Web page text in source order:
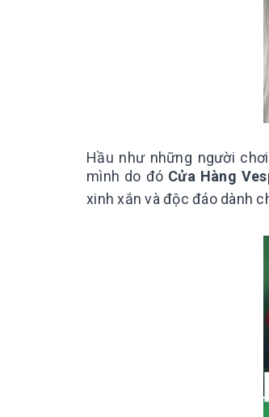
Hầu như những người
mình do đó Cửa Hàng
xinh xắn và độc đáo dành